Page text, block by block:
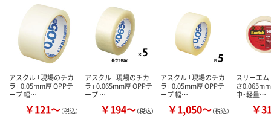
アスクル 「現場のチカ
ラ」 0.05mm厚 OPPテ
ープ 幅…
￥121～（税込）
アスクル 「現場のチカ
ラ」 0.065mm厚 OPPテ
ープ …
￥194～（税込）
アスクル 「現場のチカ
ラ」 0.05mm厚 OPPテ
ープ 幅…
￥1,050～（税込）
スリーエ
さ
中・軽量…
￥